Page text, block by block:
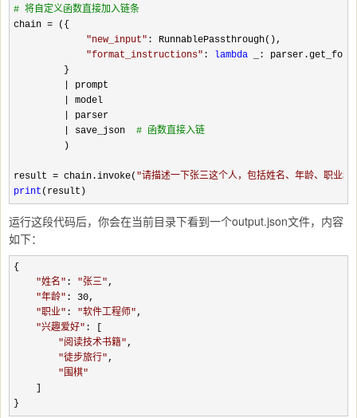
# 将自定义函数直接加入链条
chain = ({
"new_input" : RunnablePassthrough(),
"format_instructions" : lambda _:
         }
prompt
model
parser
| save_json # 函数直接入链
         )
result = chain.invoke( "请描述一下张三这个人，包括姓名、年龄、职业和
print (result)
运行这段代码后，你会在当前目录下看到一个output.json文件，内容
如下：
{
"姓名" : "张三",
"年龄" : 30,
"职业" : "软件工程师",
"兴趣爱好" : [
" 阅读技术书籍",
"徒步旅行",
"围棋"
}